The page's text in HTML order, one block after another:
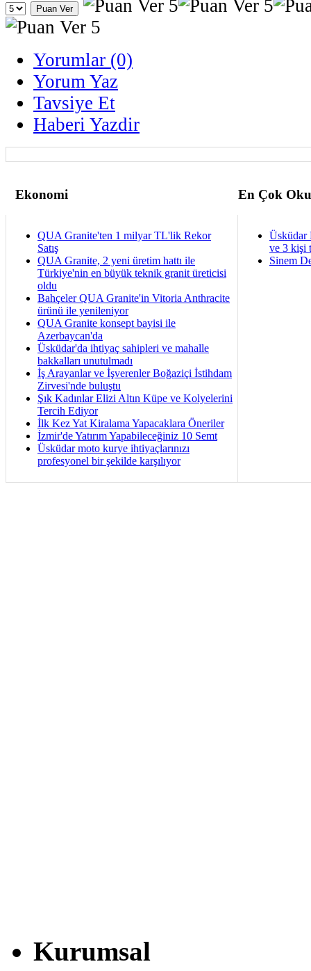
Yorumlar (0)
Yorum Yaz
Tavsiye Et
Haberi Yazdir
Ekonomi En Çok
QUA Granite'ten 1 milyar TL'lik Rekor
Satış
QUA Granite, 2 yeni üretim hattı ile
Türkiye'nin en büyük teknik granit üreticisi
oldu
Bahçeler QUA Granite'in Vitoria Anthracite
ürünü ile yenileniyor
QUA Granite konsept bayisi ile
Azerbaycan'da
Üsküdar'da ihtiyaç sahipleri ve mahalle
bakkalları unutulmadı
İş Arayanlar ve İşverenler Boğaziçi İstihdam
Zirvesi'nde buluştu
Şık Kadınlar Elizi Altın Küpe ve Kolyelerini
Tercih Ediyor
İlk Kez Yat Kiralama Yapacaklara Öneriler
İzmir'de Yatırım Yapabileceğiniz 10 Semt
Üsküdar moto kurye ihtiyaçlarınızı
profesyonel bir şekilde karşılıyor
Üsküdar
ve 3 kişi
Sinem
Kurumsal